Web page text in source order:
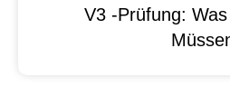
V3 -Prüfung: